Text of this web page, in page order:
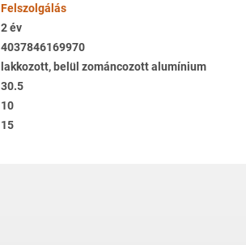
Felszolgálás
2 év
4037846169970
lakkozott, belül zománcozott alumínium
30.5
10
15